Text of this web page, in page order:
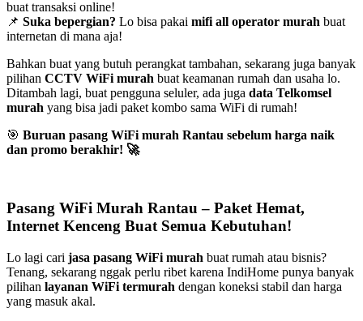
buat transaksi online!
📌 Suka bepergian? Lo bisa pakai mifi all operator murah buat
internetan di mana aja!
Bahkan buat yang butuh perangkat tambahan, sekarang juga banyak
pilihan CCTV WiFi murah buat keamanan rumah dan usaha lo.
Ditambah lagi, buat pengguna seluler, ada juga data Telkomsel
murah yang bisa jadi paket kombo sama WiFi di rumah!
🎯 Buruan pasang WiFi murah Rantau sebelum harga naik
dan promo berakhir! 🚀
Pasang WiFi Murah Rantau – Paket Hemat,
Internet Kenceng Buat Semua Kebutuhan!
Lo lagi cari jasa pasang WiFi murah buat rumah atau bisnis?
Tenang, sekarang nggak perlu ribet karena IndiHome punya banyak
pilihan layanan WiFi termurah dengan koneksi stabil dan harga
yang masuk akal.